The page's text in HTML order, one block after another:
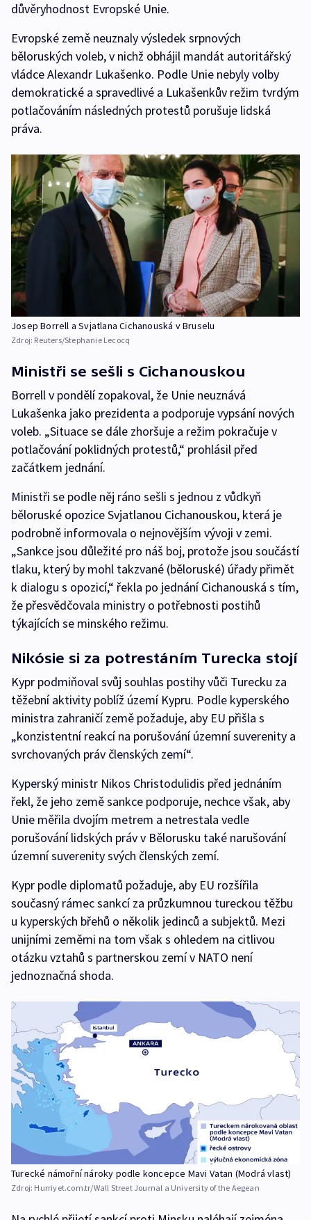
důvěryhodnost Evropské Unie.
Evropské země neuznaly výsledek srpnových
běloruských voleb, v nichž obhájil mandát autoritářský
vládce Alexandr Lukašenko. Podle Unie nebyly volby
demokratické a spravedlivé a Lukašenkův režim tvrdým
potlačováním následných protestů porušuje lidská
práva.
Josep Borrell a Svjatlana Cichanouská v Bruselu
Zdroj: Reuters/Stephanie Lecocq
Ministři se sešli s Cichanouskou
Borrell v pondělí zopakoval, že Unie neuznává
Lukašenka jako prezidenta a podporuje vypsání nových
voleb. „Situace se dále zhoršuje a režim pokračuje v
potlačování poklidných protestů,“ prohlásil před
začátkem jednání.
Ministři se podle něj ráno sešli s jednou z vůdkyň
běloruské opozice Svjatlanou Cichanouskou, která je
podrobně informovala o nejnovějším vývoji v zemi.
„Sankce jsou důležité pro náš boj, protože jsou součástí
tlaku, který by mohl takzvané (běloruské) úřady přimět
k dialogu s opozicí,“ řekla po jednání Cichanouská s tím,
že přesvědčovala ministry o potřebnosti postihů
týkajících se minského režimu.
Nikósie si za potrestáním Turecka stojí
Kypr podmiňoval svůj souhlas postihy vůči Turecku za
těžební aktivity poblíž území Kypru. Podle kyperského
ministra zahraničí země požaduje, aby EU přišla s
„konzistentní reakcí na porušování územní suverenity a
svrchovaných práv členských zemí“.
Kyperský ministr Nikos Christodulidis před jednáním
řekl, že jeho země sankce podporuje, nechce však, aby
Unie měřila dvojím metrem a netrestala vedle
porušování lidských práv v Bělorusku také narušování
územní suverenity svých členských zemí.
Kypr podle diplomatů požaduje, aby EU rozšířila
současný rámec sankcí za průzkumnou tureckou těžbu
u kyperských břehů o několik jedinců a subjektů. Mezi
unijními zeměmi na tom však s ohledem na citlivou
otázku vztahů s partnerskou zemí v NATO není
jednoznačná shoda.
Turecké námořní nároky podle koncepce Mavi Vatan (Modrá vlast)
Zdroj: Hurriyet.com.tr/Wall Street Journal a University of the Aegean